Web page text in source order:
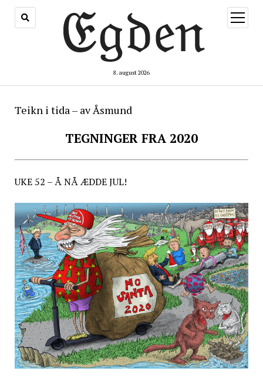
8. august 2026
åpne
meny
Teikn i tida – av Åsmund
TEGNINGER FRA 2020
UKE 52 – Å NÅ ÆDDE JUL!